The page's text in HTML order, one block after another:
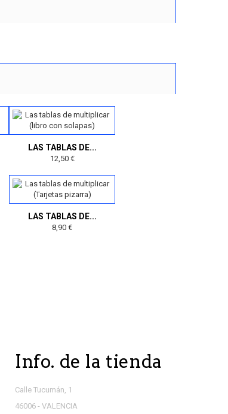
LAS TABLAS DE...
12,50 €
LAS TABLAS DE...
8,90 €
Info. de la tienda
Calle Tucumán, 1
46006 - VALENCIA